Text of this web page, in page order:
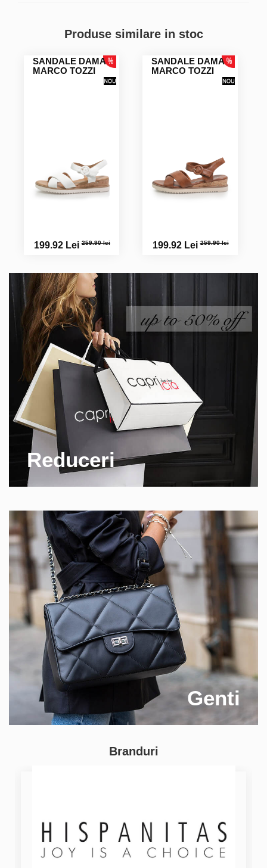
Jana R.
Elegante și frumoase
Angela S.
Produse similare in stoc
SANDALE DAMA
MARCO TOZZI
199.92 Lei259.90 lei
SANDALE DAMA
MARCO TOZZI
199.92 Lei259.90 lei
Reduceri
Genti
Branduri